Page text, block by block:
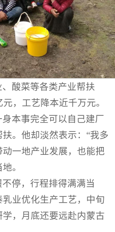
酸菜等各类产业帮扶
，工艺降本近千万元。
本事完全可以自己建厂
。他却淡然表示：“我多
一地产业发展，也能把
。
停，行程排得满满当
业优化生产工艺，中旬
，月底还要远赴内蒙古